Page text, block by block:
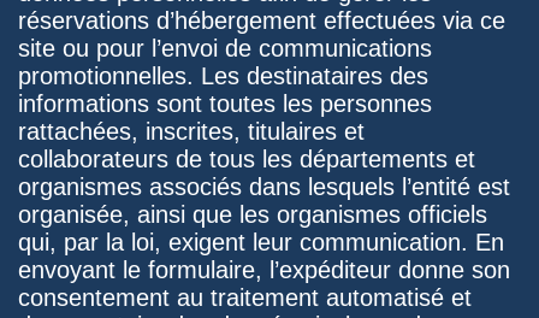
réservations d’hébergement effectuées via ce
site ou pour l’envoi de communications
promotionnelles. Les destinataires des
informations sont toutes les personnes
rattachées, inscrites, titulaires et
collaborateurs de tous les départements et
organismes associés dans lesquels l’entité est
organisée, ainsi que les organismes officiels
qui, par la loi, exigent leur communication. En
envoyant le formulaire, l’expéditeur donne son
consentement au traitement automatisé et